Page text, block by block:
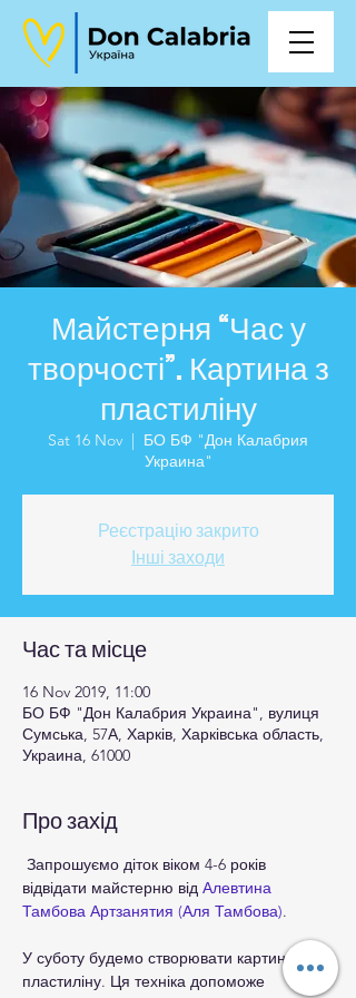
Майстерня “Час у
творчості”. Картина з
пластиліну
Sat 16 Nov
  |
БО БФ "Дон Калабрия
Украина"
Реєстрацію закрито
Інші заходи
Час та місце
16 Nov 2019, 11:00
БО БФ "Дон Калабрия Украина", вулиця
Сумська, 57А, Харків, Харківська область,
Украина, 61000
Про захід
Запрошуємо діток віком 4-6 років
відвідати майстерню від Алевтина
Тамбова Артзанятия (Аля Тамбова)
У суботу будемо створювати картину 🖼 з
пластиліну. Ця техніка допоможе